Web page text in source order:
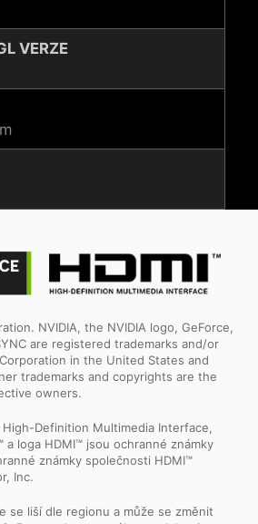
VERZE
NVIDIA, the NVIDIA logo, GeForce,
are registered trademarks and/or
in the United States and
trademarks and copyrights are the
owners.
High-Definition Multimedia Interface,
a loga HDMI™ jsou ochranné známky
známky společnosti HDMI™
Inc.
se liší dle regionu a může se změnit